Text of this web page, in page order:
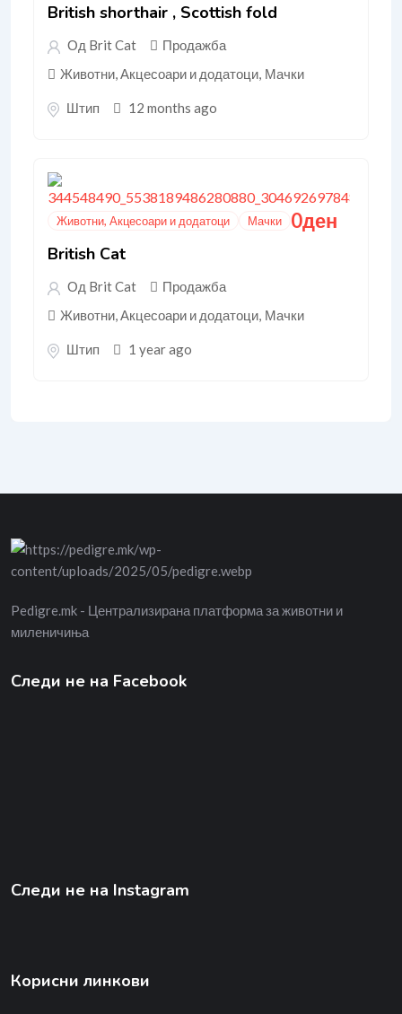
British shorthair , Scottish fold
Од Brit Cat
Продажба
Животни, Акцесоари и додатоци, Мачки
Штип 12 months ago
Животни, Акцесоари и додатоци Мачки 0ден
British Cat
Од Brit Cat
Продажба
Животни, Акцесоари и додатоци, Мачки
Штип 1 year ago
Pedigre.mk - Централизирана платформа за животни и
миленичиња
Следи не на Facebook
Следи не на Instagram
Корисни линкови